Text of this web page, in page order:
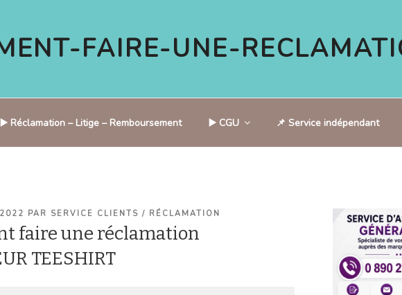
FAIRE-UNE-
▶️ Réclamation – Litige – Remboursement ▶️ CGU 📌 Service indépendant
PAR SERVICE CLIENTS / RÉCLAMATION
faire une réclamation
TEESHIRT